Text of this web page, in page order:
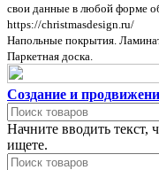
свои данные в любой форме
https://christmasdesign.ru/
Напольные покрытия.
Паркетная доска.
Создание и
Начните вводить текст,
ищете.